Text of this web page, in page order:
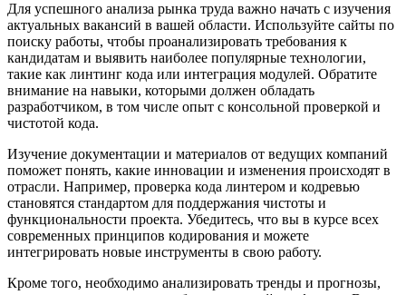
Для успешного анализа рынка труда важно начать с изучения
актуальных вакансий в вашей области. Используйте сайты по
поиску работы, чтобы проанализировать требования к
кандидатам и выявить наиболее популярные технологии,
такие как линтинг кода или интеграция модулей. Обратите
внимание на навыки, которыми должен обладать
разработчиком, в том числе опыт с консольной проверкой и
чистотой кода.
Изучение документации и материалов от ведущих компаний
поможет понять, какие инновации и изменения происходят в
отрасли. Например, проверка кода линтером и кодревью
становятся стандартом для поддержания чистоты и
функциональности проекта. Убедитесь, что вы в курсе всех
современных принципов кодирования и можете
интегрировать новые инструменты в свою работу.
Кроме того, необходимо анализировать тренды и прогнозы,